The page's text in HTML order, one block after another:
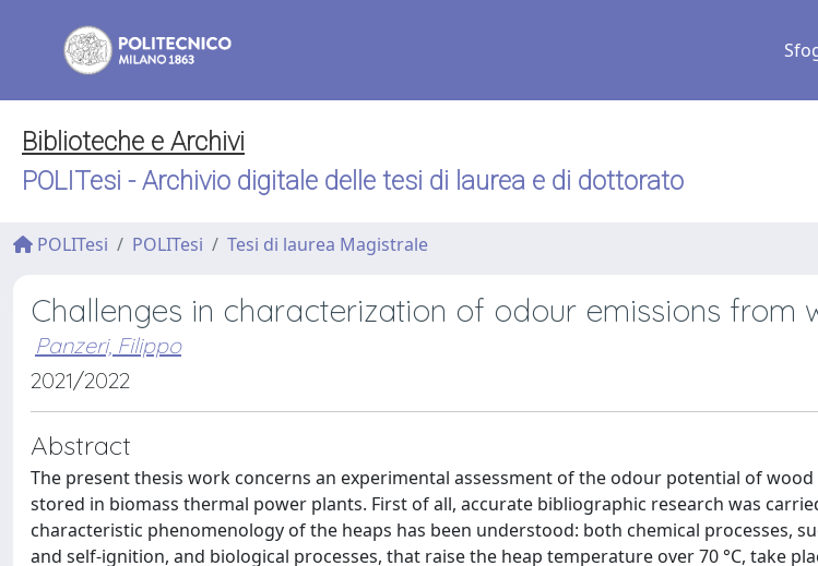
Biblioteche e Archivi
POLITesi - Archivio digitale delle tesi di laurea e di dottorato
POLITesi POLITesi Tesi di laurea Magistrale
Challenges in characterization of odour emissions from
Panzeri, Filippo
2021/2022
Abstract
The present thesis work concerns an experimental assessment of the odour potential of
stored in biomass thermal power plants. First of all, accurate bibliographic research was
characteristic phenomenology of the heaps has been understood: both chemical processes,
and self-ignition, and biological processes, that raise the heap temperature over 70 °C, take